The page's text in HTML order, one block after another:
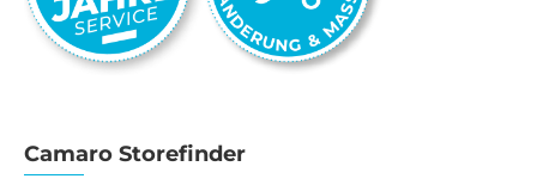
Camaro Storefinder